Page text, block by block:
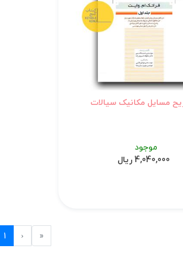
مسایل مکانیک سیالات
موجود
4,040,000 ریال
«
First
‹
1